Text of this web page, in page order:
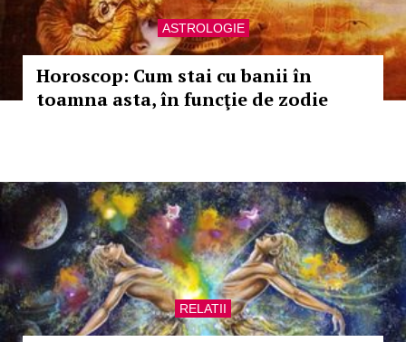
ASTROLOGIE
Horoscop: Cum stai cu banii în
toamna asta, în funcţie de zodie
RELATII